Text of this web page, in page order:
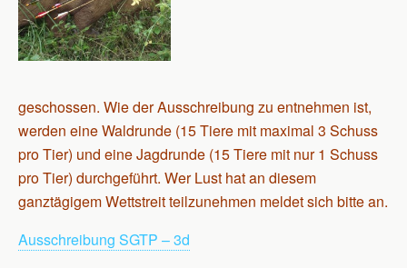
geschossen. Wie der Ausschreibung zu entnehmen ist,
werden eine Waldrunde (15 Tiere mit maximal 3 Schuss
pro Tier) und eine Jagdrunde (15 Tiere mit nur 1 Schuss
pro Tier) durchgeführt. Wer Lust hat an diesem
ganztägigem Wettstreit teilzunehmen meldet sich bitte an.
Ausschreibung SGTP – 3d